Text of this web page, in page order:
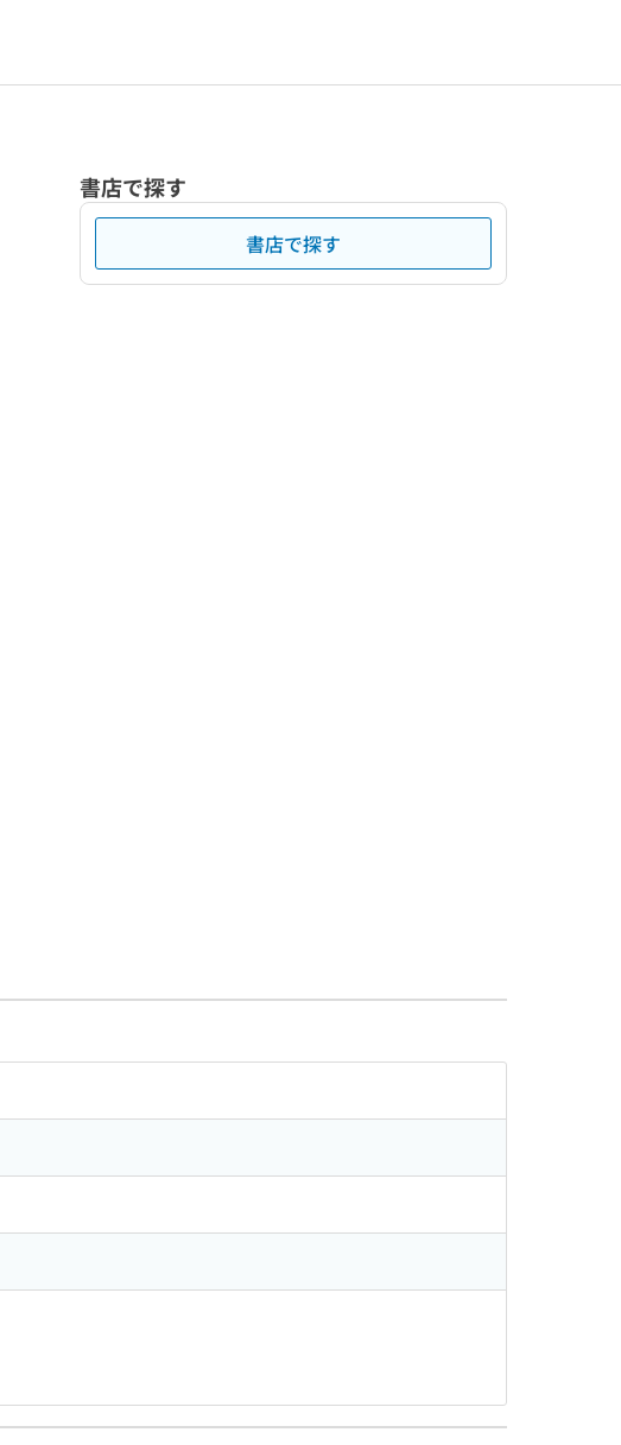
書店で探す
書店で探す